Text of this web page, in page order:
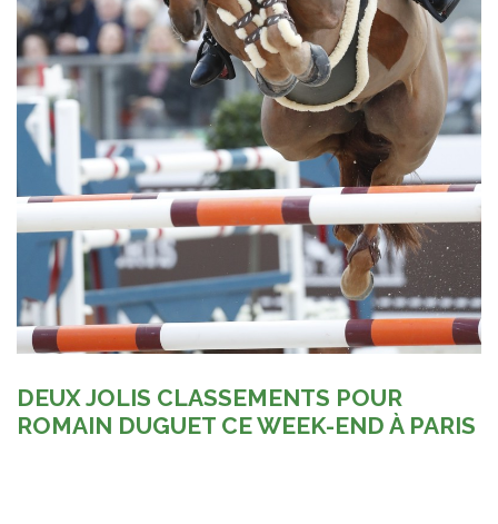
DEUX JOLIS CLASSEMENTS POUR
ROMAIN DUGUET CE WEEK-END À PARIS